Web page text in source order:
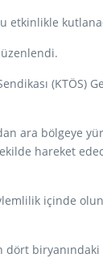
etkinlikle
(KTÖS)
ara bölgeye
hareket
içinde
dört